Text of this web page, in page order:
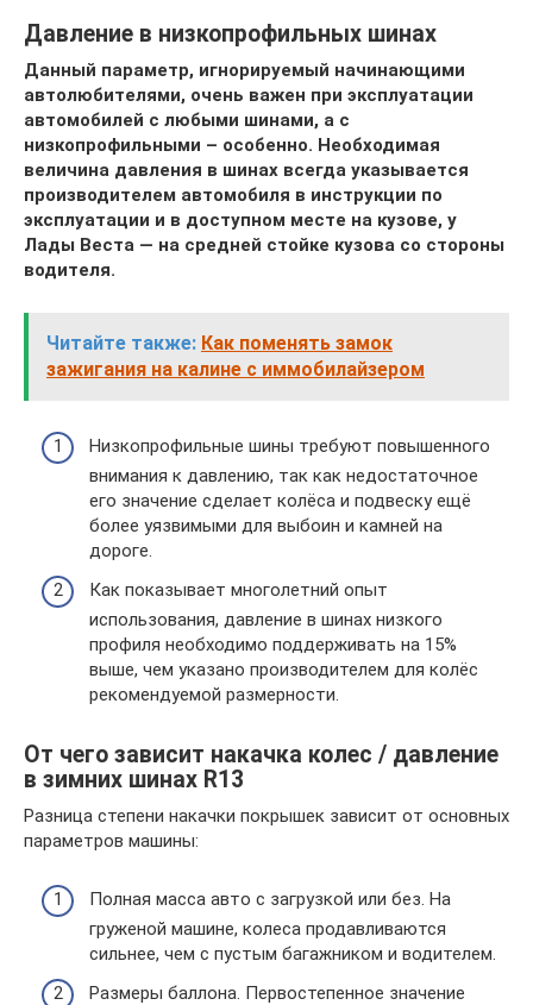
Давление в низкопрофильных шинах
Данный параметр, игнорируемый начинающими
автолюбителями, очень важен при эксплуатации
автомобилей с любыми шинами, а с
низкопрофильными – особенно. Необходимая
величина давления в шинах всегда указывается
производителем автомобиля в инструкции по
эксплуатации и в доступном месте на кузове, у
Лады Веста — на средней стойке кузова со стороны
водителя.
Читайте также: Как поменять замок
зажигания на калине с иммобилайзером
Низкопрофильные шины требуют повышенного
внимания к давлению, так как недостаточное
его значение сделает колёса и подвеску ещё
более уязвимыми для выбоин и камней на
дороге.
Как показывает многолетний опыт
использования, давление в шинах низкого
профиля необходимо поддерживать на 15%
выше, чем указано производителем для колёс
рекомендуемой размерности.
От чего зависит накачка колес / давление
в зимних шинах R13
Разница степени накачки покрышек зависит от основных
параметров машины:
Полная масса авто с загрузкой или без. На
груженой машине, колеса продавливаются
сильнее, чем с пустым багажником и водителем.
Размеры баллона. Первостепенное значение